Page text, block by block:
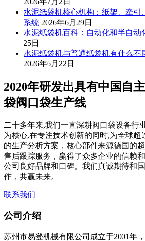
2026年7月2日
水泥纸袋机核心机构：纸架、牵引
系统 2026年6月29日
水泥纸袋机百科：自动化和半自动
25日
水泥纸袋机与普通纸袋机有什么不
2026年6月22日
2020年研发出具有中国自
袋阀口袋生产线
二十多年来,我们一直深耕阀口袋设备行
为核心,在专注技术创新的同时,为全球超
的生产分析方案，核心部件来源德国的
售后跟踪服务，赢得了众多企业的信赖
公司良好品牌和口碑。我们真诚期待和
作，共赢未来。
联系我们
公司介绍
苏州市易登机械有限公司成立于2001年